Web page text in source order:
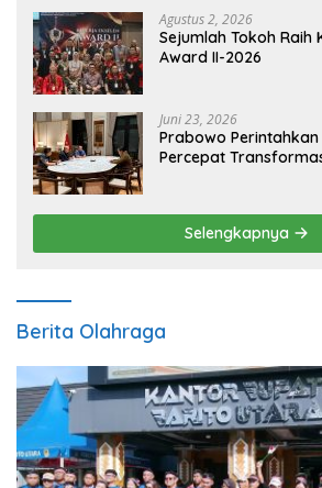
Agustus 2, 2026
Sejumlah Tokoh Raih
Award II-2026
Juni 23, 2026
Prabowo
Percepat
Selengkapnya
Berita Olahraga